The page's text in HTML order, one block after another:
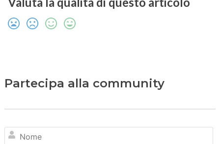
Partecipa alla community